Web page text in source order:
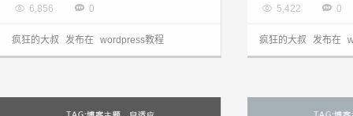
 6,856  0
疯狂的大叔 发布在 wordpress教程
 5,422  0
疯狂的大叔 发布在